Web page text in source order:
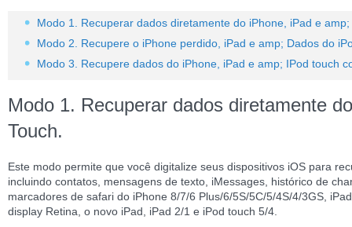
Modo 1. Recuperar dados diretamente do iPhone, iPad e amp;
Modo 2. Recupere o iPhone perdido, iPad e amp; Dados do
Modo 3. Recupere dados do iPhone, iPad e amp; IPod touch
Modo 1. Recuperar dados diretamente
Touch.
Este modo permite que você digitalize seus dispositivos iOS para
incluindo contatos, mensagens de texto, iMessages, histórico de
marcadores de safari do iPhone 8/7/6 Plus/6/5S/5C/5/4S/4/3GS,
display Retina, o novo iPad, iPad 2/1 e iPod touch 5/4.